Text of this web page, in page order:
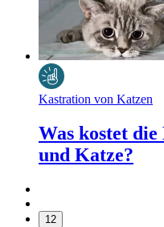
Kastration von Katzen
Was kostet
und Katze?
12